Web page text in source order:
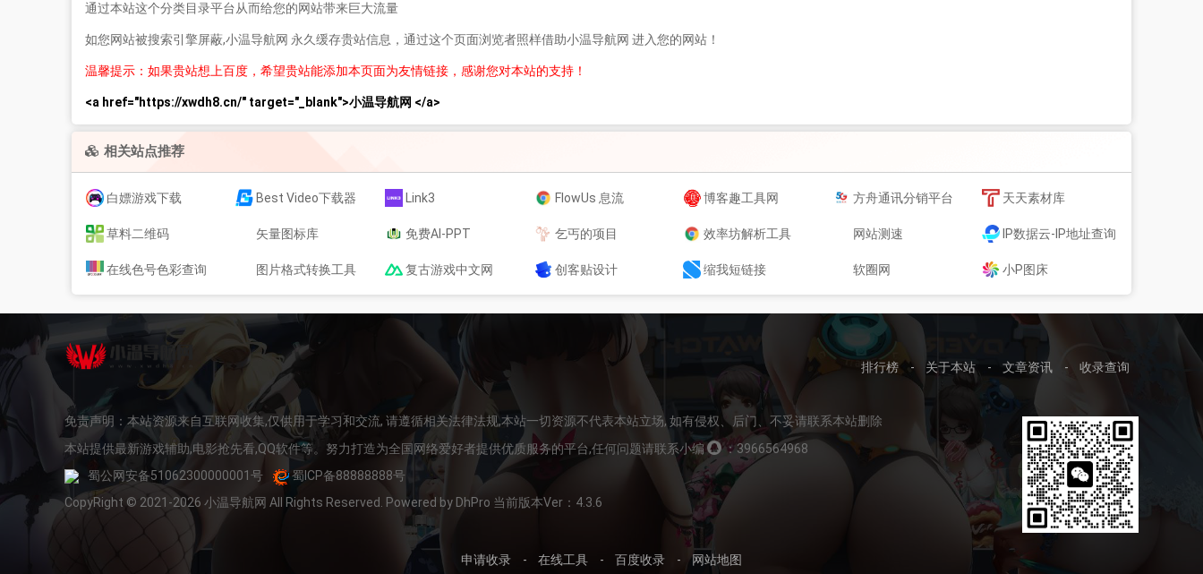
通过本站这个分类目录平台从而给您的网站带来巨大流量
如您网站被搜索引擎屏蔽,小温导航网 永久缓存贵站信息，通过这个页面浏览者照样借助小温导航网 进入您的网站！
温馨提示：如果贵站想上百度，希望贵站能添加本页面为友情链接，感谢您对本站的支持！
<a href="https://xwdh8.cn/" target="_blank">小温导航网 </a>
相关站点推荐
白嫖游戏下载 Best Video下载器 Link3 FlowUs 息流 博客趣工具网 方舟通讯分销平台 天天素材库
草料二维码 矢量图标库 免费AI-PPT 乞丐的项目 效率坊解析工具 网站测速 IP数据云-IP地址查询
在线色号色彩查询 图片格式转换工具 复古游戏中文网 创客贴设计 缩我短链接 软圈网 小P图床
排行榜 - 关于本站 - 文章资讯 - 收录查询
免责声明：本站资源来自互联网收集,仅供用于学习和交流, 请遵循相关法律法规,本站一切资源不代表本站立场, 如有侵权、后门、不妥请联系本站删除
本站提供最新游戏辅助,电影抢先看,QQ软件等。努力打造为全国网络爱好者提供优质服务的平台,任何问题请联系小编
：3966564968
蜀公网安备51062300000001号
蜀ICP备88888888号
CopyRight © 2021-2026 小温导航网 All Rights Reserved. Powered by DhPro 当前版本Ver：4.3.6
申请收录 - 在线工具 - 百度收录 - 网站地图